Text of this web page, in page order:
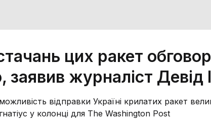
цих ракет
журналіст Девід
відправки Україні крилатих ракет
у колонці для The Washington Post